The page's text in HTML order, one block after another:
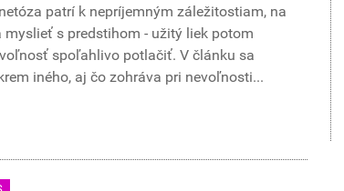
patrí k nepríjemným záležitostiam, na
myslieť s predstihom - užitý liek potom
spoľahlivo potlačiť. V článku sa
iného, aj čo zohráva pri nevoľnosti...